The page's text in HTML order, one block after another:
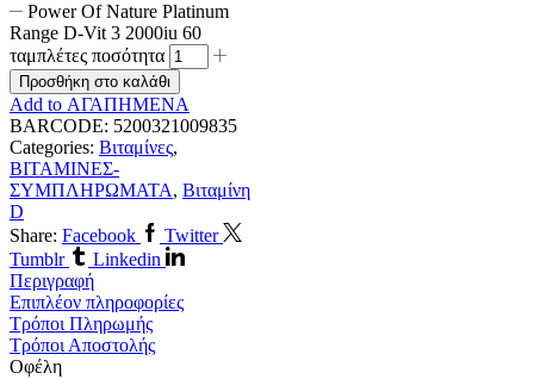
Power Of Nature Platinum
Range D-Vit 3 2000iu 60
ταμπλέτες ποσότητα
Προσθήκη στο καλάθι
Add to ΑΓΑΠΗΜΕΝΑ
BARCODE: 5200321009835
Categories: Βιταμίνες,
ΒΙΤΑΜΙΝΕΣ-
ΣΥΜΠΛΗΡΩΜΑΤΑ, Βιταμίνη
D
Share: Facebook
Twitter
Tumblr
Linkedin
Περιγραφή
Επιπλέον πληροφορίες
Τρόποι Πληρωμής
Τρόποι Αποστολής
Οφέλη